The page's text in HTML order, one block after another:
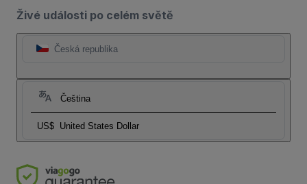
Živé události po celém světě
Česká republika
Čeština
US$ United States Dollar